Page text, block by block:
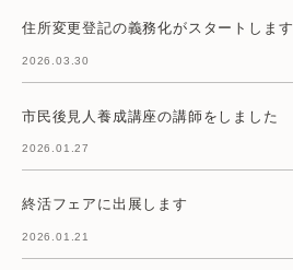
住所変更登記の義務化がスタートします
2026.03.30
市民後見人養成講座の講師をしました
2026.01.27
終活フェアに出展します
2026.01.21